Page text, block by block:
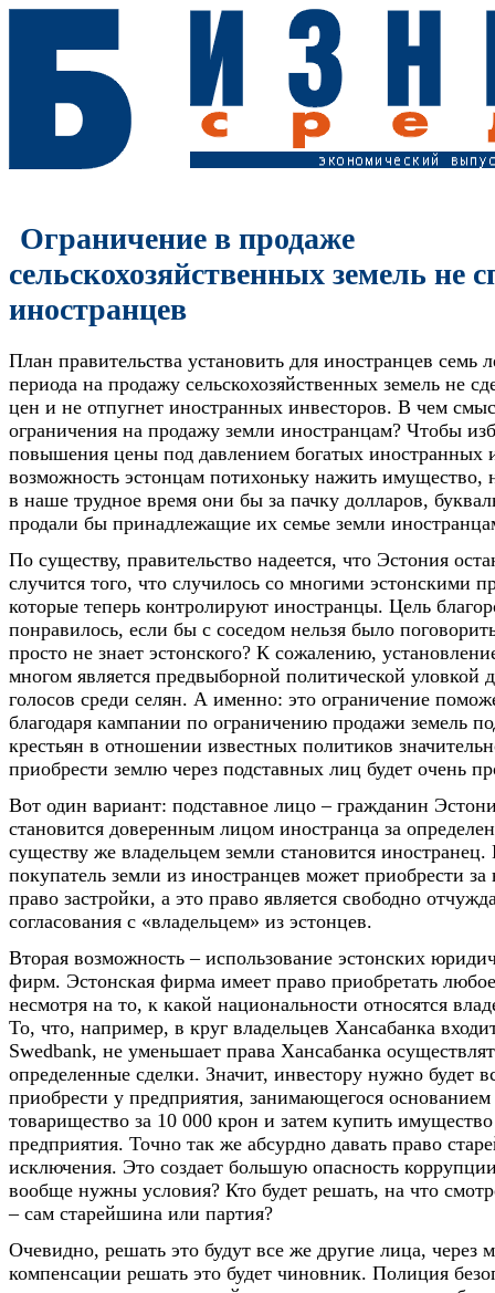
Ограничение в продаже
сельскохозяйственных земель не
иностранцев
План правительства установить для иностранцев семь
периода на продажу сельскохозяйственных земель не
цен и не отпугнет иностранных инвесторов. В чем
ограничения на продажу земли иностранцам? Чтобы
повышения цены под давлением богатых иностранных
возможность эстонцам потихоньку нажить имущество,
в наше трудное время они бы за пачку долларов,
продали бы принадлежащие их семье земли
По существу, правительство надеется, что Эстония
случится того, что случилось со многими эстонскими
которые теперь контролируют иностранцы. Цель
понравилось, если бы с соседом нельзя было
просто не знает эстонского? К сожалению,
многом является предвыборной политической уловкой
голосов среди селян. А именно: это ограничение
благодаря кампании по ограничению продажи земель
крестьян в отношении известных политиков
приобрести землю через подставных лиц будет очень
Вот один вариант: подставное лицо – гражданин
становится доверенным лицом иностранца за
существу же владельцем земли становится
покупатель земли из иностранцев может приобрести
право застройки, а это право является свободно
согласования с «владельцем» из эстонцев.
Вторая возможность – использование эстонских
фирм. Эстонская фирма имеет право приобретать
несмотря на то, к какой национальности относятся
То, что, например, в круг владельцев Хансабанка
Swedbank, не уменьшает права Хансабанка
определенные сделки. Значит, инвестору нужно будет
приобрести у предприятия, занимающегося
товарищество за 10 000 крон и затем купить
предприятия. Точно так же абсурдно давать право
исключения. Это создает большую опасность
вообще нужны условия? Кто будет решать, на что
– сам старейшина или партия?
Очевидно, решать это будут все же другие лица, через
компенсации решать это будет чиновник. Полиция